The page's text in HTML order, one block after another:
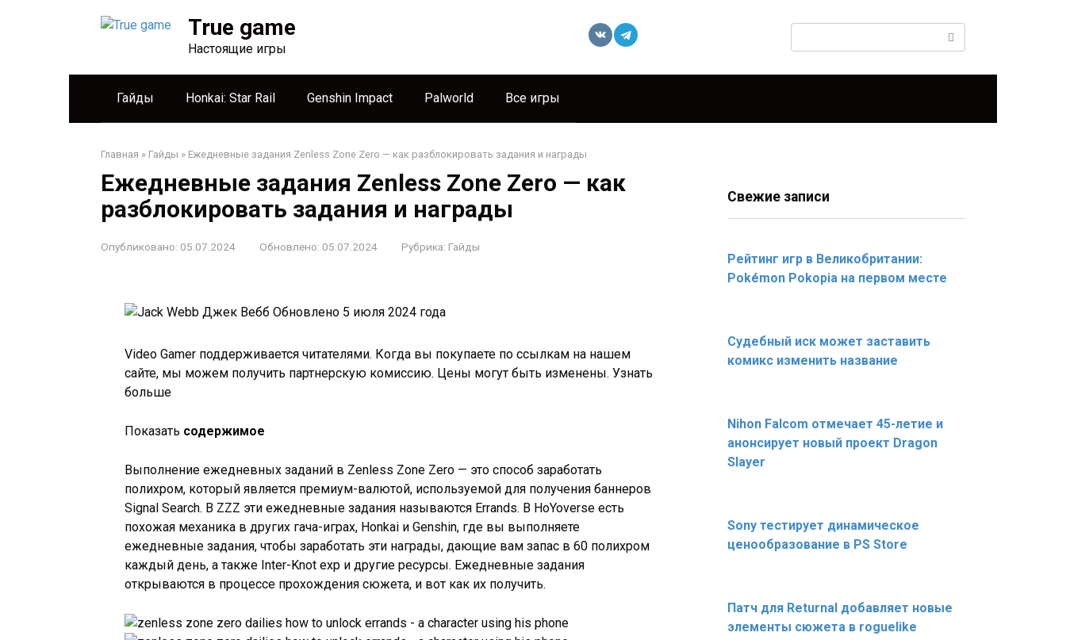
True game
Настоящие игры
Гайды Honkai: Star Rail Genshin Impact Palworld Все игры
Главная » Гайды » Ежедневные задания Zenless Zone Zero — как разблокировать задания и награды
Ежедневные задания Zenless Zone Zero — как
разблокировать задания и награды
Опубликовано: 05.07.2024 Обновлено: 05.07.2024 Рубрика: Гайды
Джек Вебб Обновлено 5 июля 2024 года
Video Gamer поддерживается читателями. Когда вы покупаете по ссылкам на нашем
сайте, мы можем получить партнерскую комиссию. Цены могут быть изменены. Узнать
больше
Показать содержимое
Выполнение ежедневных заданий в Zenless Zone Zero — это способ заработать
полихром, который является премиум-валютой, используемой для получения баннеров
Signal Search. В ZZZ эти ежедневные задания называются Errands. В HoYoverse есть
похожая механика в других гача-играх, Honkai и Genshin, где вы выполняете
ежедневные задания, чтобы заработать эти награды, дающие вам запас в 60 полихром
каждый день, а также Inter-Knot exp и другие ресурсы. Ежедневные задания
открываются в процессе прохождения сюжета, и вот как их получить.
Свежие записи
Рейтинг игр в Великобритании:
Pokémon Pokopia на первом месте
Судебный иск может заставить
комикс изменить название
Nihon Falcom отмечает 45-летие и
анонсирует новый проект Dragon
Slayer
Sony тестирует динамическое
ценообразование в PS Store
Патч для Returnal добавляет новые
элементы сюжета в roguelike